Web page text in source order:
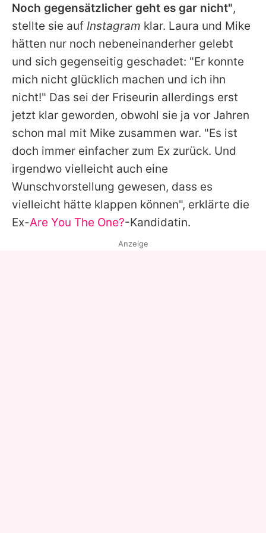
Noch gegensätzlicher geht es gar nicht",
stellte sie auf Instagram klar. Laura und Mike
hätten nur noch nebeneinanderher gelebt
und sich gegenseitig geschadet: "Er konnte
mich nicht glücklich machen und ich ihn
nicht!" Das sei der Friseurin allerdings erst
jetzt klar geworden, obwohl sie ja vor Jahren
schon mal mit Mike zusammen war. "Es ist
doch immer einfacher zum Ex zurück. Und
irgendwo vielleicht auch eine
Wunschvorstellung gewesen, dass es
vielleicht hätte klappen können", erklärte die
Ex-Are You The One?-Kandidatin.
Anzeige